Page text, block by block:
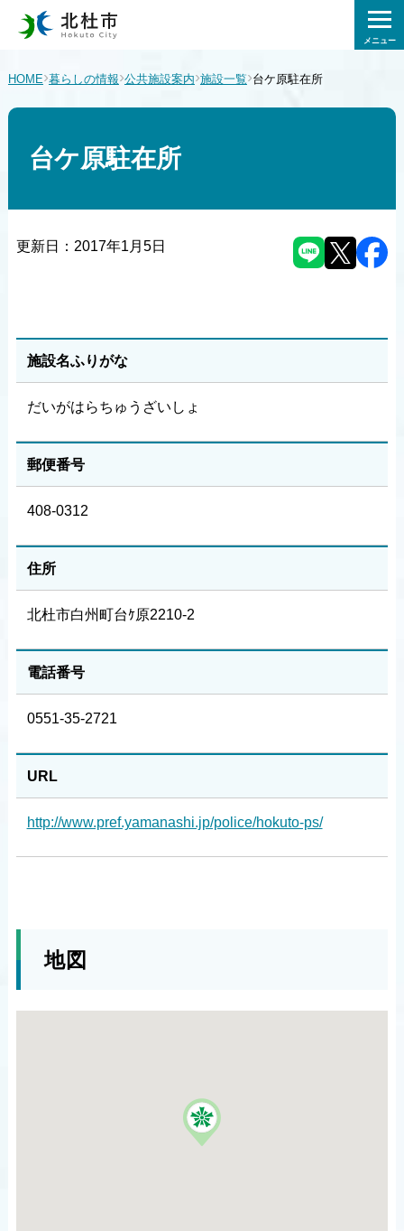
メニュー
HOME›暮らしの情報›公共施設案内›施設一覧›台ケ原駐在所
台ケ原駐在所
更新日： 2017年1月5日
施設名ふりがな
だいがはらちゅうざいしょ
郵便番号
408-0312
住所
北杜市白州町台ｹ原2210-2
電話番号
0551-35-2721
URL
http://www.pref.yamanashi.jp/police/hokuto-ps/
地図